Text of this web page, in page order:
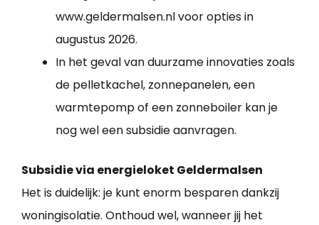
www.geldermalsen.nl voor opties in
augustus 2026.
In het geval van duurzame innovaties zoals
de pelletkachel, zonnepanelen, een
warmtepomp of een zonneboiler kan je
nog wel een subsidie aanvragen.
Subsidie via energieloket Geldermalsen
Het is duidelijk: je kunt enorm besparen dankzij
woningisolatie. Onthoud wel, wanneer jij het